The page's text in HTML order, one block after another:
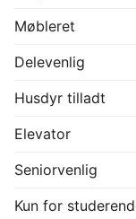
Møbleret
Delevenlig
Husdyr tilladt
Elevator
Seniorvenlig
Kun for